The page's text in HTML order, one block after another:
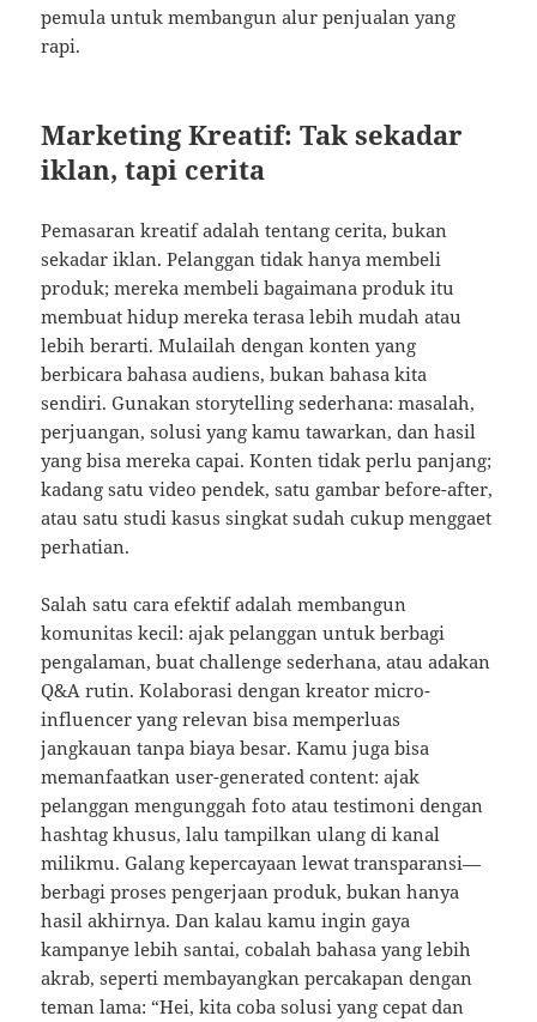
pemula untuk membangun alur penjualan yang
rapi.
Marketing Kreatif: Tak sekadar
iklan, tapi cerita
Pemasaran kreatif adalah tentang cerita, bukan
sekadar iklan. Pelanggan tidak hanya membeli
produk; mereka membeli bagaimana produk itu
membuat hidup mereka terasa lebih mudah atau
lebih berarti. Mulailah dengan konten yang
berbicara bahasa audiens, bukan bahasa kita
sendiri. Gunakan storytelling sederhana: masalah,
perjuangan, solusi yang kamu tawarkan, dan hasil
yang bisa mereka capai. Konten tidak perlu panjang;
kadang satu video pendek, satu gambar before-after,
atau satu studi kasus singkat sudah cukup menggaet
perhatian.
Salah satu cara efektif adalah membangun
komunitas kecil: ajak pelanggan untuk berbagi
pengalaman, buat challenge sederhana, atau adakan
Q&A rutin. Kolaborasi dengan kreator micro-
influencer yang relevan bisa memperluas
jangkauan tanpa biaya besar. Kamu juga bisa
memanfaatkan user-generated content: ajak
pelanggan mengunggah foto atau testimoni dengan
hashtag khusus, lalu tampilkan ulang di kanal
milikmu. Galang kepercayaan lewat transparansi—
berbagi proses pengerjaan produk, bukan hanya
hasil akhirnya. Dan kalau kamu ingin gaya
kampanye lebih santai, cobalah bahasa yang lebih
akrab, seperti membayangkan percakapan dengan
teman lama: “Hei, kita coba solusi yang cepat dan